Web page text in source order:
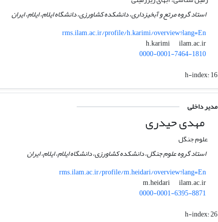
استاد گروه مرتع و آبخیزداری، دانشکده کشاورزی، دانشگاه ایلام، ایلام، ایران
rms.ilam.ac.ir/profile/h.karimi/overview?lang=En
h.karimi
ilam.ac.ir
0000-0001-7464-1810
h-index:16
مدیر داخلی
مهدی حیدری
علوم جنگل
استاد گروه علوم جنگل، دانشکده کشاورزی، دانشگاه ایلام، ایلام، ایران
rms.ilam.ac.ir/profile/m.heidari/overview?lang=En
m.heidari
ilam.ac.ir
0000-0001-6395-8871
h-index:26